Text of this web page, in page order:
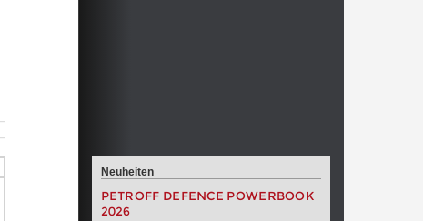
Neuheiten
PETROFF DEFENCE POWERBOOK
2026